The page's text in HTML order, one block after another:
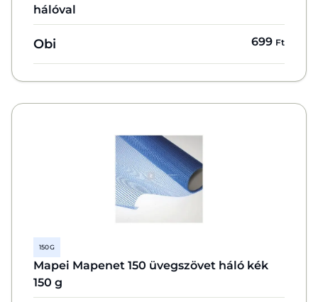
hálóval
Obi 699 Ft
150 G
Mapei Mapenet 150 üvegszövet háló kék
150 g